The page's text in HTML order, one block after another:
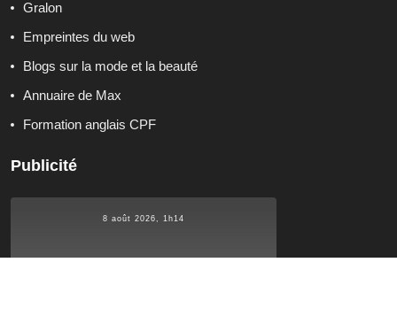
Gralon
Empreintes du web
Blogs sur la mode et la beauté
Annuaire de Max
Formation anglais CPF
Publicité
8 août 2026, 1h14